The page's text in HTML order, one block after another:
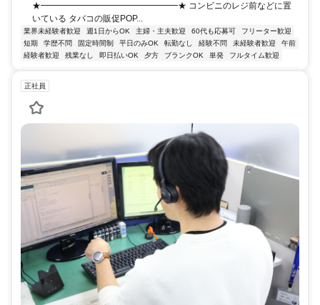
★━━━━━━━━━━━━━━━━★ コンビニのレジ前などに置
いている タバコの販促POP...
業界未経験者歓迎 週1日からOK 主婦・主夫歓迎 60代も応募可
フリーター歓迎
短期
学歴不問 固定時間制 平日のみOK 転勤なし 経験不問 未経験者歓迎
午前
経験者歓迎
残業なし 即日払いOK 夕方 ブランクOK 単発 フルタイム歓迎
正社員